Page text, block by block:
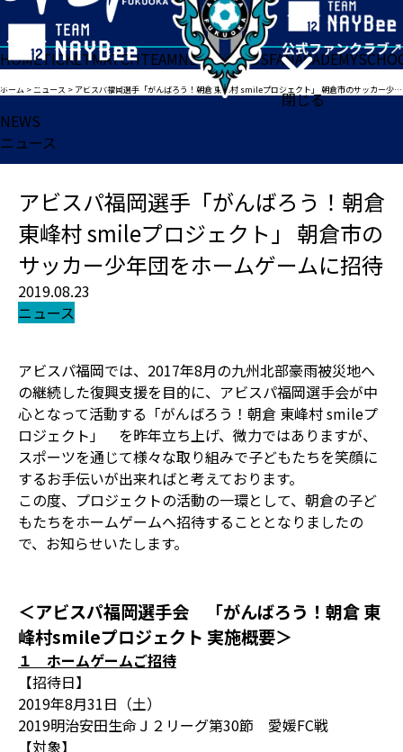
閉じる
HOMETICKETMATCHTEAMNEWSGOODSFANACADEMY
ホーム >ニュース > アビスパ福岡選手「がんばろう！朝倉 東峰村 smileプロジェクト」 朝倉市のサッカー少年団をホームゲームに招待
NEWS
ニュース
アビスパ福岡選手「がんばろう！朝倉
東峰村 smileプロジェクト」 朝倉市の
サッカー少年団をホームゲームに招待
2019.08.23
ニュース
アビスパ福岡では、2017年8月の九州北部豪雨被災地へ
の継続した復興支援を目的に、アビスパ福岡選手会が中
心となって活動する「がんばろう！朝倉 東峰村 smileプ
ロジェクト」 を昨年立ち上げ、微力ではありますが、
スポーツを通じて様々な取り組みで子どもたちを笑顔に
するお手伝いが出来ればと考えております。
この度、プロジェクトの活動の一環として、朝倉の子ど
もたちをホームゲームへ招待することとなりましたの
で、お知らせいたします。
＜アビスパ福岡選手会 「がんばろう！朝倉 東
峰村smileプロジェクト 実施概要＞
１ ホームゲームご招待
【招待日】
2019年8月31日（土）
2019明治安田生命Ｊ２リーグ第30節 愛媛FC戦
【対象】